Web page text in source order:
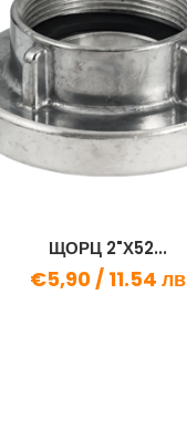
ЩОРЦ 2"Х52...
€5,90 / 11.54 лв